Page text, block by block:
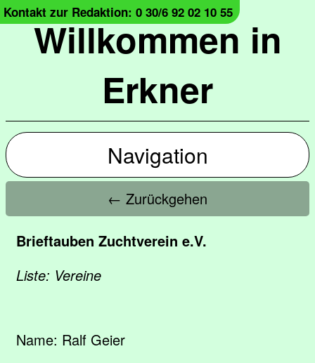
Willkommen in
Erkner
Kontakt zur Redaktion: 0 30/6 92 02 10 55
Navigation
← Zurückgehen
Brieftauben Zuchtverein e.V.
Liste: Vereine
Name: Ralf Geier